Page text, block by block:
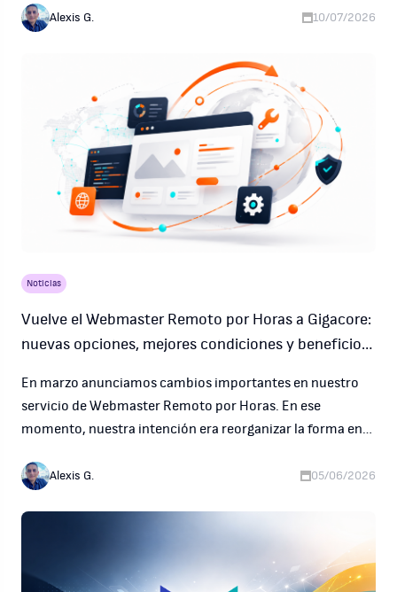
transición planificada hacia cPanel y futuras plataformas.
Alexis G. 10/07/2026
Noticias
Vuelve el Webmaster Remoto por Horas a Gigacore:
nuevas opciones, mejores condiciones y beneficio
En marzo anunciamos cambios importantes en nuestro
servicio de Webmaster Remoto por Horas. En ese
momento, nuestra intención era reorganizar la forma en
servicios profesionales para nuestros clientes.
Alexis G. 05/06/2026